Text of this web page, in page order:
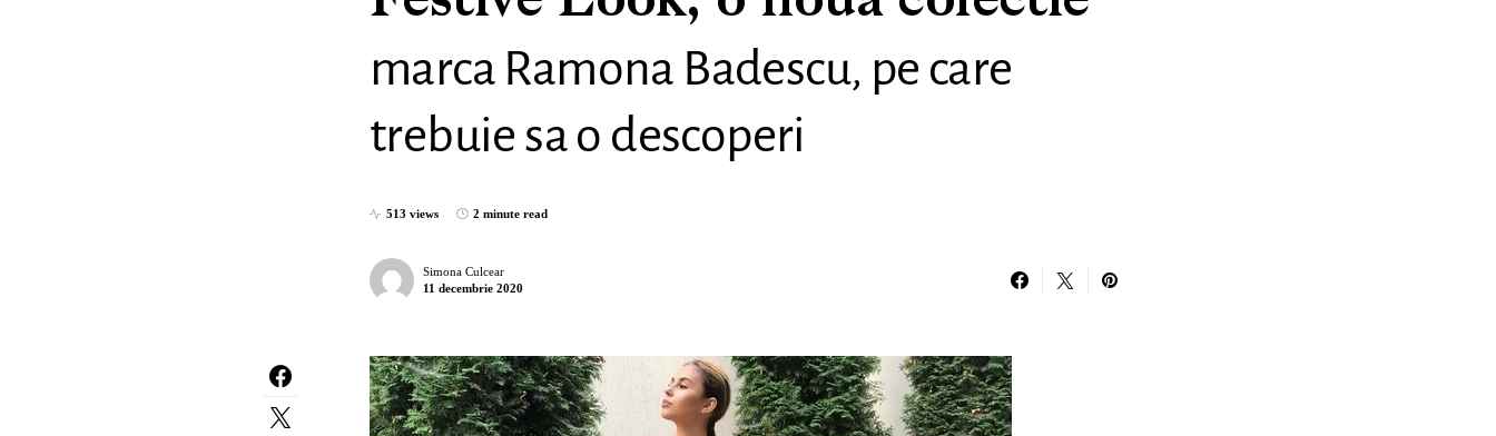
marca Ramona Badescu, pe care
trebuie sa o descoperi
513 views 2 minute read
Simona Culcear
11 decembrie 2020